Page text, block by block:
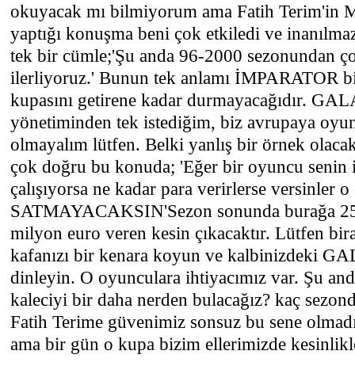
okuyacak mı bilmiyorum ama Fatih Terim'in
yaptığı konuşma beni çok etkiledi ve
tek bir cümle;'Şu anda 96-2000 sezonundan
ilerliyoruz.' Bunun tek anlamı İMPARATOR
kupasını getirene kadar durmayacağıdır.
yönetiminden tek istediğim, biz avrupaya
olmayalım lütfen. Belki yanlış bir örnek olacak
çok doğru bu konuda; 'Eğer bir oyuncu senin
çalışıyorsa ne kadar para verirlerse versinler
SATMAYACAKSIN'Sezon sonunda burağa
milyon euro veren kesin çıkacaktır. Lütfen
kafanızı bir kenara koyun ve kalbinizdeki
dinleyin. O oyunculara ihtiyacımız var. Şu
kaleciyi bir daha nerden bulacağız? kaç
Fatih Terime güvenimiz sonsuz bu sene
ama bir gün o kupa bizim ellerimizde